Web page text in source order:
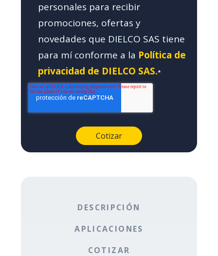
personales para recibir
promociones, ofertas y
novedades que DIELCO SAS tiene
para mí conforme a la Política de
privacidad de DIELCO SAS.*
DESCRIPCIÓN
APLICACIONES
COTIZAR